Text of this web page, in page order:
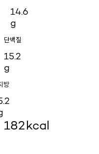
14.6
g
단백질
15.2
g
방
182kcal